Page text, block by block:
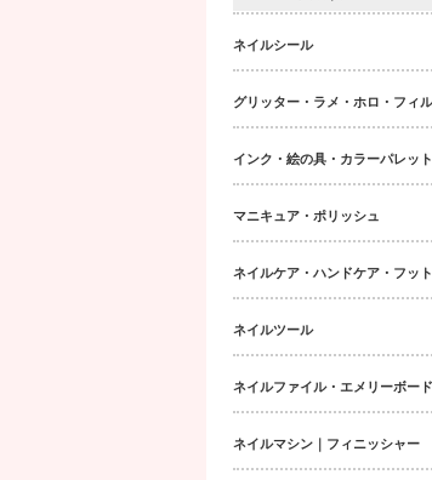
ネイルシール
インク・絵の具・カラーパレット
マニキュア・ポリッシュ
ネイルツール
ネイルマシン｜フィニッシャー